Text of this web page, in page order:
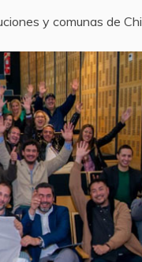
y comunas de